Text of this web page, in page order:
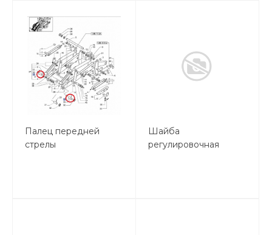
Палец передней
стрелы
Шайба
регулировочная